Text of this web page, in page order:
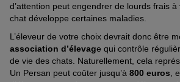
d’attention peut engendrer de lourds frais
chat développe certaines maladies.
L’éleveur de votre choix devrait donc être
association d’élevage qui contrôle
de vie des chats. Naturellement, cela
Un Persan peut coûter jusqu’à 800 euros ,